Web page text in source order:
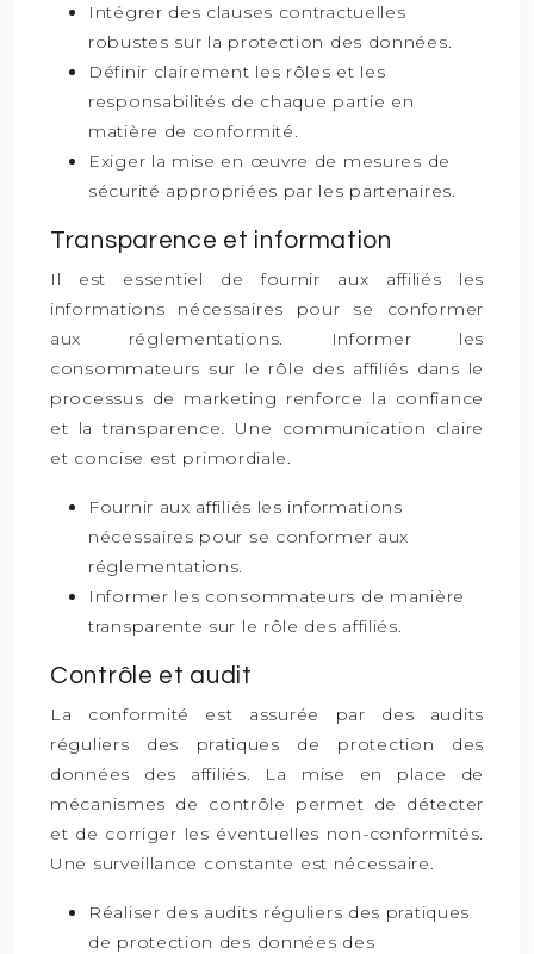
Intégrer des clauses contractuelles
robustes sur la protection des données.
Définir clairement les rôles et les
responsabilités de chaque partie en
matière de conformité.
Exiger la mise en œuvre de mesures de
sécurité appropriées par les partenaires.
Transparence et information
Il est essentiel de fournir aux affiliés les
informations nécessaires pour se conformer
aux réglementations. Informer les
consommateurs sur le rôle des affiliés dans le
processus de marketing renforce la confiance
et la transparence. Une communication claire
et concise est primordiale.
Fournir aux affiliés les informations
nécessaires pour se conformer aux
réglementations.
Informer les consommateurs de manière
transparente sur le rôle des affiliés.
Contrôle et audit
La conformité est assurée par des audits
réguliers des pratiques de protection des
données des affiliés. La mise en place de
mécanismes de contrôle permet de détecter
et de corriger les éventuelles non-conformités.
Une surveillance constante est nécessaire.
Réaliser des audits réguliers des pratiques
de protection des données des